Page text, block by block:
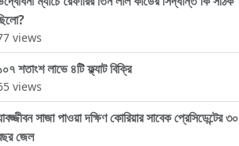
views
শতাংশ লাভে ৪টি ফ্ল্যাট বিক্রি
views
সাজা পাওয়া দক্ষিণ কোরিয়ার সাবেক প্রেসিডেন্টের ৩০
জেল